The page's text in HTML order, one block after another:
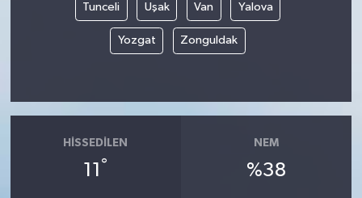
Tunceli Uşak Van Yalova
Yozgat Zonguldak
HISSEDILEN
11 °
NEM
%38